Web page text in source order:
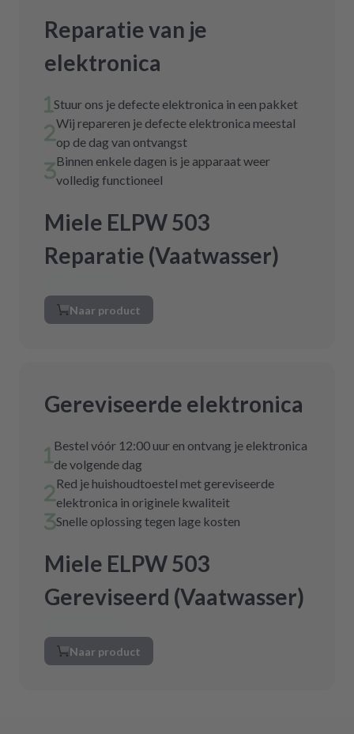
Reparatie van je
elektronica
Stuur ons je defecte elektronica in een pakket
Wij repareren je defecte elektronica meestal
op de dag van ontvangst
Binnen enkele dagen is je apparaat weer
volledig functioneel
Miele ELPW 503
Reparatie (Vaatwasser)
Naar product
Gereviseerde elektronica
Bestel vóór 12:00 uur en ontvang je elektronica
de volgende dag
Red je huishoudtoestel met gereviseerde
elektronica in originele kwaliteit
Snelle oplossing tegen lage kosten
Miele ELPW 503
Gereviseerd (Vaatwasser)
Naar product